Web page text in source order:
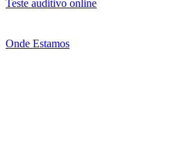
Teste auditivo online
Onde Estamos